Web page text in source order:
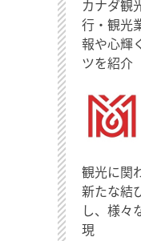
カナダ観
行・観光
報や心輝
ツを紹介
観光に関
新たな結
し、様々
現